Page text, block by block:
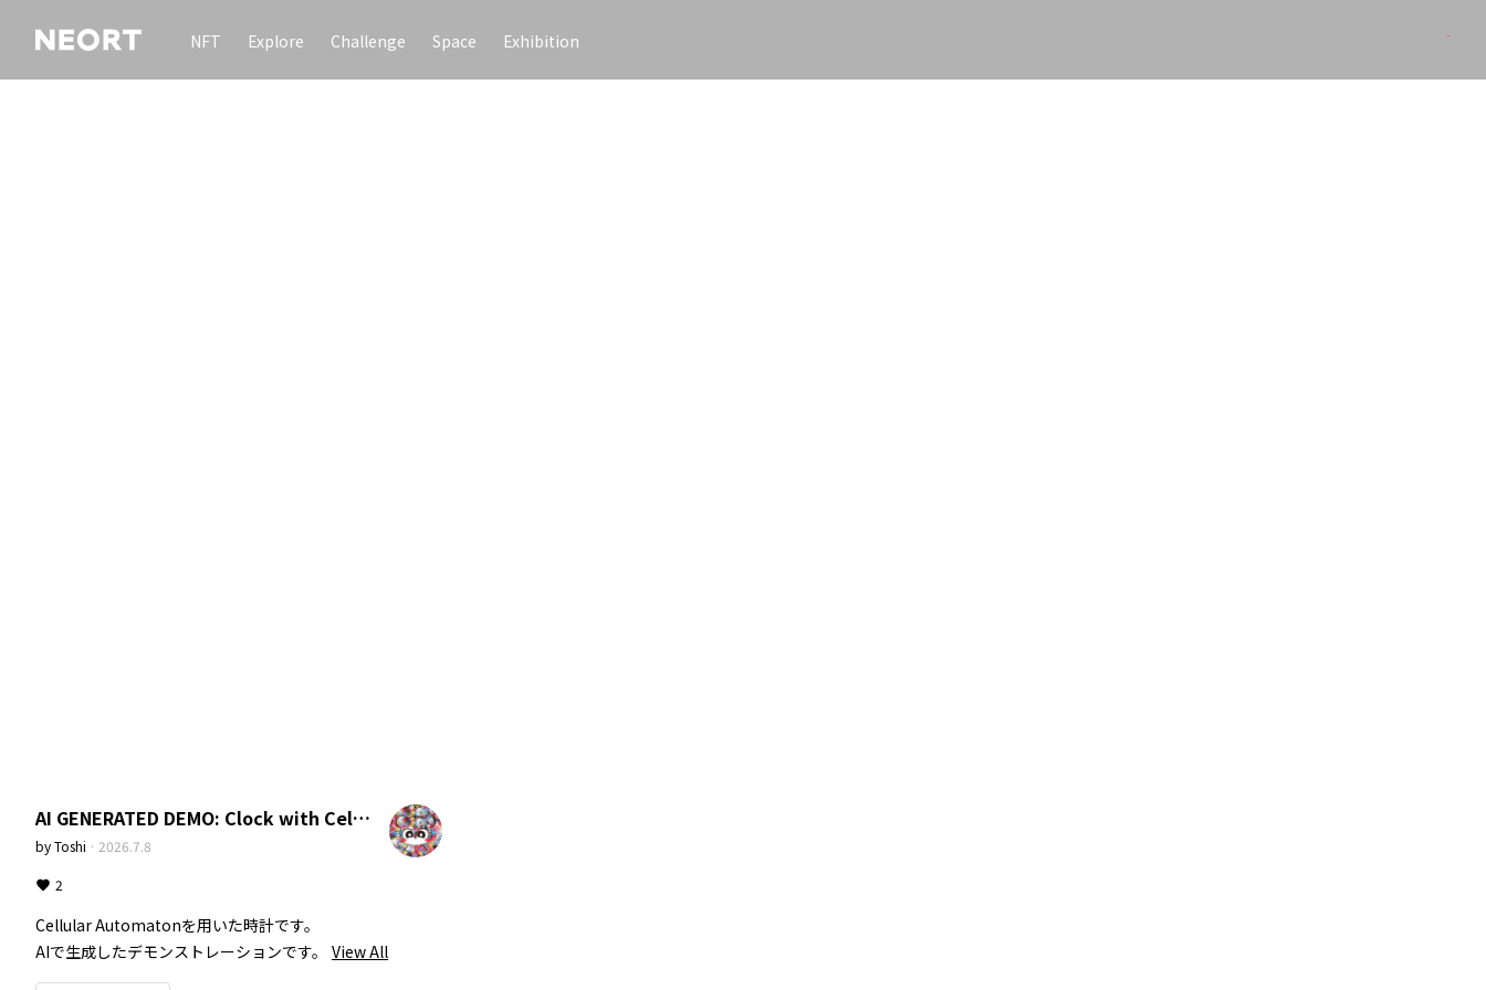
NFT Explore Challenge Space Exhibition
AI GENERATED DEMO: Clock with Cellular Automaton
byToshi · 2026.7.8
2
Cellular Automatonを用いた時計です。
AIで生成したデモンストレーションです。
View All